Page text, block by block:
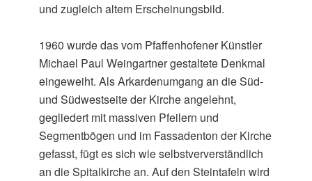
und zugleich altem Erscheinungsbild.
1960 wurde das vom Pfaffenhofener Künstler
Michael Paul Weingartner gestaltete Denkmal
eingeweiht. Als Arkardenumgang an die Süd-
und Südwestseite der Kirche angelehnt,
gegliedert mit massiven Pfeilern und
Segmentbögen und im Fassadenton der Kirche
gefasst, fügt es sich wie selbstververständlich
an die Spitalkirche an. Auf den Steintafeln wird